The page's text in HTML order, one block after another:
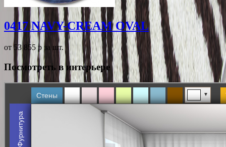
0417 NAVY-CREAM OVAL
от 53 855 p за шт.
Посмотреть в интерьере